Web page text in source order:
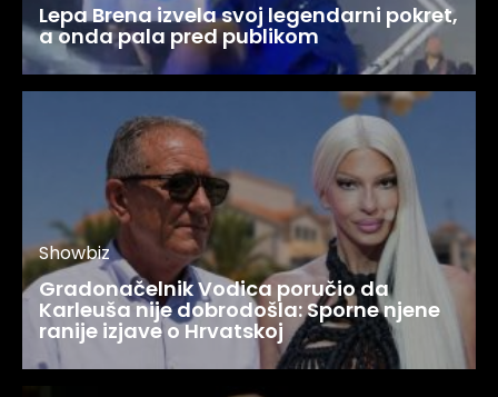
Lepa Brena izvela svoj legendarni pokret,
a onda pala pred publikom
Showbiz
Gradonačelnik Vodica poručio da
Karleuša nije dobrodošla: Sporne njene
ranije izjave o Hrvatskoj